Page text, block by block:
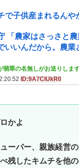
で子供産まれるんや
「農家はさっさと
いいんだから。農業
翡翠の名無しがお送りしま
ID:9A7ClUkR0
かよ
ーバー、親族経営
残したキムチを他